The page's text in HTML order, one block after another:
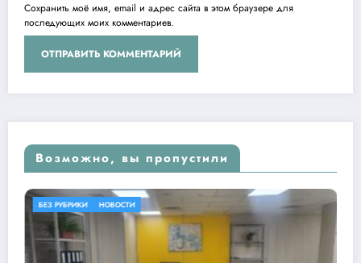
Сохранить моё имя, email и адрес сайта в этом браузере для
последующих моих комментариев.
Возможно, вы пропустили
БЕЗ РУБРИКИ